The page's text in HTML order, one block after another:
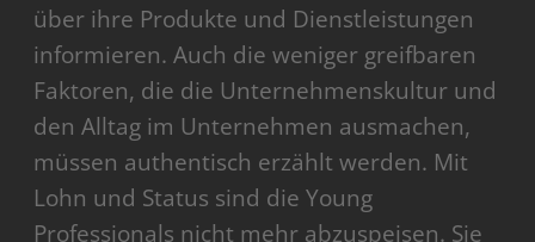
über ihre Produkte und Dienstleistungen
informieren. Auch die weniger greifbaren
Faktoren, die die Unternehmenskultur und
den Alltag im Unternehmen ausmachen,
müssen authentisch erzählt werden. Mit
Lohn und Status sind die Young
Professionals nicht mehr abzuspeisen. Sie